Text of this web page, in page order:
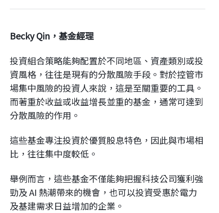
企業永續
客戶服務
線上交易
Becky Qin，基金經理
投資組合策略能夠配置於不同地區、資產類別或投
資風格，往往是現有的分散風險手段。對於控管市
場集中風險的投資人來說，這是至關重要的工具。
而著重於收益或收益增長並重的基金，通常可達到
分散風險的作用。
這些基金專注投資於優質股息特色，因此與市場相
比，往往集中度較低。
舉例而言，這些基金不僅能夠把握科技公司獲利強
勁及 AI 熱潮帶來的機會，也可以投資受惠於電力
及基建需求日益增加的企業。